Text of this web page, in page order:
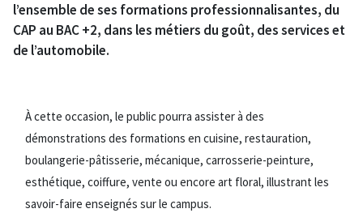
l’ensemble de ses formations professionnalisantes, du
CAP au BAC +2, dans les métiers du goût, des services et
de l’automobile.
À cette occasion, le public pourra assister à des
démonstrations des formations en cuisine, restauration,
boulangerie-pâtisserie, mécanique, carrosserie-peinture,
esthétique, coiffure, vente ou encore art floral, illustrant les
savoir-faire enseignés sur le campus.